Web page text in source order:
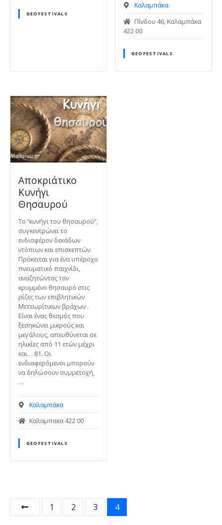
GEOFESTIVALS
Καλαμπάκα
Πίνδου 46, Καλαμπάκα
422 00
GEOFESTIVALS
Αποκριάτικο
Κυνήγι
Θησαυρού
Το “κυνήγι του θησαυρού”,
συγκεντρώνει το
ενδιαφέρον δεκάδων
ντόπιων και επισκεπτών.
Πρόκειται για ένα υπέροχο
πνευματικό παιχνίδι,
αναζητώντας τον
κρυμμένο θησαυρό στις
ρίζες των επιβλητικών
Μετεωρίτικων βράχων .
Είναι ένας θεσμός που
ξεσηκώνει μικρούς και
μεγάλους, απευθύνεται σε
ηλικίες από 11 ετών μέχρι
και… 81. Οι
ενδιαφερόμενοι μπορούν
να δηλώσουν συμμετοχή,
…
Καλαμπάκα
Καλαμπακα 422 00
GEOFESTIVALS
Θ
1 2 3 4